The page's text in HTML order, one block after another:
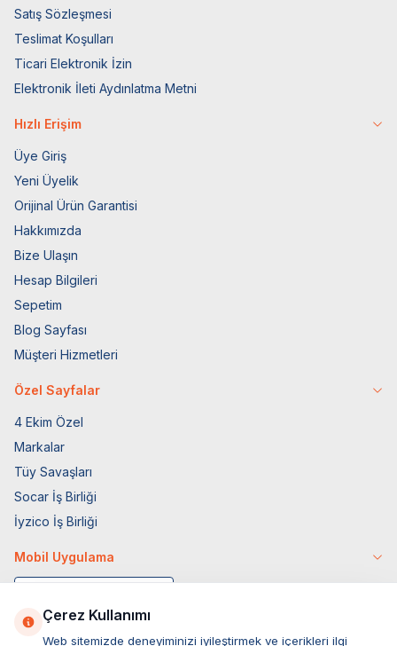
Satış Sözleşmesi
Teslimat Koşulları
Ticari Elektronik İzin
Elektronik İleti Aydınlatma Metni
Hızlı Erişim
Üye Giriş
Yeni Üyelik
Orijinal Ürün Garantisi
Hakkımızda
Bize Ulaşın
Hesap Bilgileri
Sepetim
Blog Sayfası
Müşteri Hizmetleri
Özel Sayfalar
4 Ekim Özel
Markalar
Tüy Savaşları
Socar İş Birliği
İyzico İş Birliği
Mobil Uygulama
Çerez Kullanımı
Web sitemizde deneyiminizi iyileştirmek ve içerikleri ilgi